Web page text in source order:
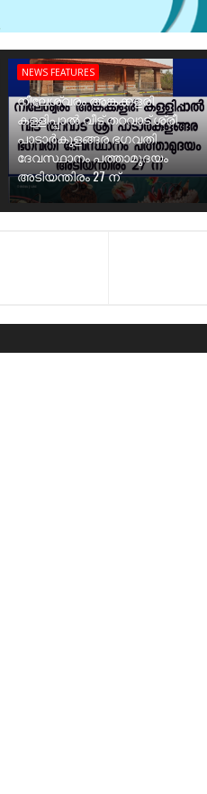
NEWS FEATURES
നീലേശ്വരം അങ്കക്കളരി
കള്ളിപ്പാൽ വീട് തറവാട് ശ്രീ
പാടാർകുളങ്ങര ഭഗവതി
ദേവസ്ഥാനം പത്താമുദയം
അടിയന്തിരം 27 ന്